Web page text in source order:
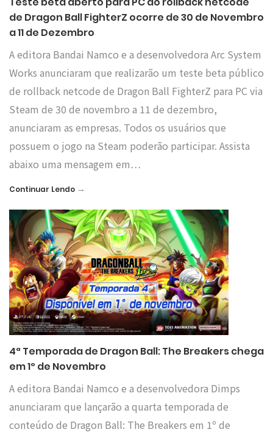
de Dragon Ball FighterZ ocorre de 30 de Novembro
a 11 de Dezembro
A editora Bandai Namco e a desenvolvedora Arc System
Works anunciaram que realizarão um teste beta público
de rollback netcode de Dragon Ball FighterZ para PC via
Steam de 30 de novembro a 11 de dezembro,
anunciaram as empresas. Todos os usuários que
possuem o jogo na Steam poderão participar. Assista
abaixo uma mensagem em…
Continuar Lendo →
4ª Temporada de Dragon Ball: The Breakers chega
em 1º de Novembro
A editora Bandai Namco e a desenvolvedora Dimps
anunciaram que lançarão a quarta temporada de
conteúdo de Dragon Ball: The Breakers em 1º de